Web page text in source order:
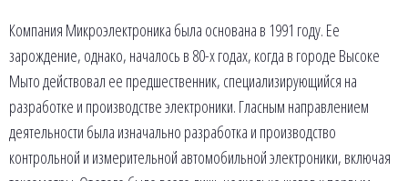
Компания Микроэлектроника была основана в 1991 году. Ее
зарождение, однако, началось в 80-х годах, когда в городе Высоке
Мыто действовал ее предшественник, специализирующийся на
разработке и производстве электроники. Гласным направлением
деятельности была изначально разработка и производство
контрольной и измерительной автомобильной электроники, включая